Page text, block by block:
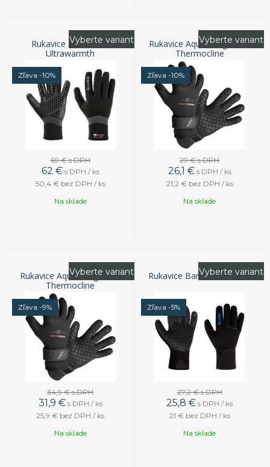
Rukavice Bare 5mm
Ultrawarmth
Zľava -10%
69 €s DPH
62 € s DPH / ks
50,4 € bez DPH / ks
Vyberte variant
Na sklade
Rukavice Aqua Lung 3mm
Thermocline
Zľava -10%
29 €s DPH
26,1 € s DPH / ks
21,2 € bez DPH / ks
Vyberte variant
Na sklade
Rukavice Aqua Lung 5mm
Thermocline
Zľava -9%
34,9 €s DPH
31,9 € s DPH / ks
25,9 € bez DPH / ks
Vyberte variant
Na sklade
Rukavice Bare 3mm Glove
Zľava -5%
27,2 €s DPH
25,8 € s DPH / ks
21 € bez DPH / ks
Vyberte variant
Na sklade